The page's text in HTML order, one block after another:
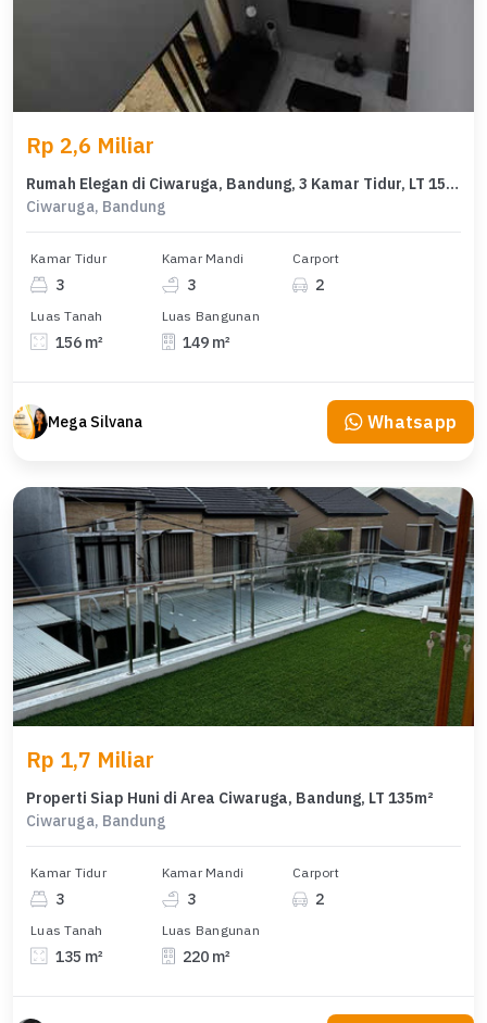
Rp 2,6 Miliar
Rumah Elegan di Ciwaruga, Bandung, 3 Kamar Tidur, LT 156m²
Ciwaruga, Bandung
Kamar Tidur
3
Kamar Mandi
3
Carport
2
Luas Tanah
156 m²
Luas Bangunan
149 m²
Mega Silvana Whatsapp
Rp 1,7 Miliar
Properti Siap Huni di Area Ciwaruga, Bandung, LT 135m²
Ciwaruga, Bandung
Kamar Tidur
3
Kamar Mandi
3
Carport
2
Luas Tanah
135 m²
Luas Bangunan
220 m²